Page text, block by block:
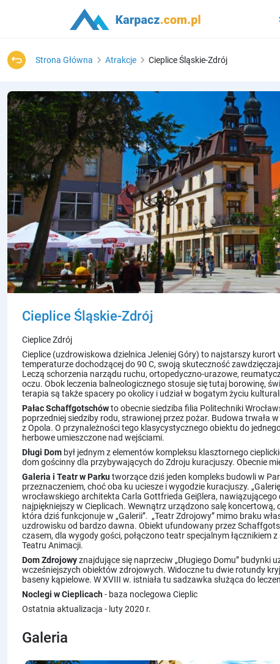
Strona Główna Atrakcje Cieplice Śląskie-Zdrój
Cieplice Śląskie-Zdrój
Cieplice Zdrój
Cieplice (uzdrowiskowa dzielnica Jeleniej Góry) to najstarszy kurort
temperaturze dochodzącej do 90 C, swoją skuteczność
Leczą schorzenia narządu ruchu, ortopedyczno-urazowe,
oczu. Obok leczenia balneologicznego stosuje się tutaj borowinę,
terapia są także spacery po okolicy i udział w bogatym życiu
Pałac Schaffgotschówto obecnie siedziba filia Politechniki
poprzedniej siedziby rodu, strawionej przez pożar. Budowa trwała
z Opola. O przynależności tego klasycystycznego obiektu do
herbowe umieszczone nad wejściami.
Długi Dom był jednym z elementów kompleksu klasztornego
dom gościnny dla przybywających do Zdroju kuracjuszy. Obecnie
Galeria i Teatr w Parkutworzące dziś jeden kompleks budowli w
przeznaczeniem, choć oba ku uciesze i wygodzie kuracjuszy.
wrocławskiego architekta Carla Gottfrieda Geiβlera,
najpiękniejszy w Cieplicach. Wewnątrz urządzono salę
która dziś funkcjonuje w „Galerii”. „Teatr Zdrojowy” mimo braku
uzdrowisku od bardzo dawna. Obiekt ufundowany przez
czasem, dla wygody gości, połączono teatr specjalnym łącznikiem
Teatru Animacji.
Dom Zdrojowyznajdujące się naprzeciw „Długiego Domu”
wcześniejszych obiektów zdrojowych. Widoczne tu dwie rotundy
baseny kąpielowe. W XVIII w. istniała tu sadzawka służąca do
Noclegi w Cieplicach- baza noclegowa Cieplic
Ostatnia aktualizacja - luty 2020 r.
Galeria
Pokoje